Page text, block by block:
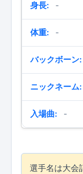
身長: -
体重: -
バックボーン:
ニックネーム:
入場曲: -
選手名は大会